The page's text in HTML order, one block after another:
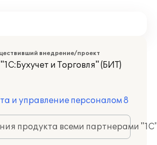
внедрение/проект
и Торговля" (БИТ)
и управление персоналом 8
продукта всеми партнерами